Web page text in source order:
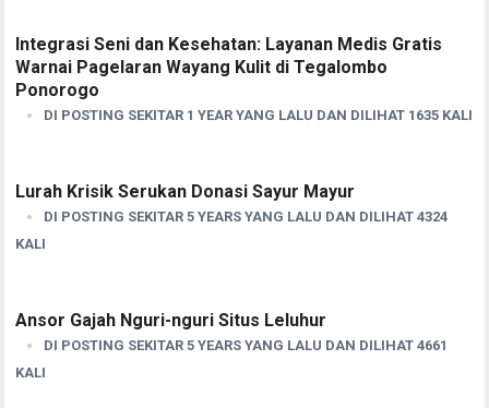
Integrasi Seni dan Kesehatan: Layanan Medis Gratis
Warnai Pagelaran Wayang Kulit di Tegalombo
Ponorogo
DI POSTING SEKITAR 1 YEAR YANG LALU DAN DILIHAT 1635 KALI
Lurah Krisik Serukan Donasi Sayur Mayur
DI POSTING SEKITAR 5 YEARS YANG LALU DAN DILIHAT 4324
KALI
Ansor Gajah Nguri-nguri Situs Leluhur
DI POSTING SEKITAR 5 YEARS YANG LALU DAN DILIHAT 4661
KALI